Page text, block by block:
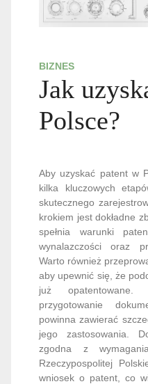
BIZNES
Jak
Polsce?
Aby uzyskać patent w
kilka kluczowych
skutecznego
krokiem jest dokładne
spełnia warunki
wynalazczości oraz
Warto również
aby upewnić się, że
już
przygotowanie
powinna zawierać
jego zastosowania.
zgodna z
Rzeczypospolitej
wniosek o patent, co